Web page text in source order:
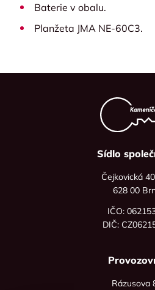
Baterie v obalu.
Planžeta JMA NE-60C3.
Sídlo
Čejkovická
628 00
IČO:
DIČ:
Rázusova